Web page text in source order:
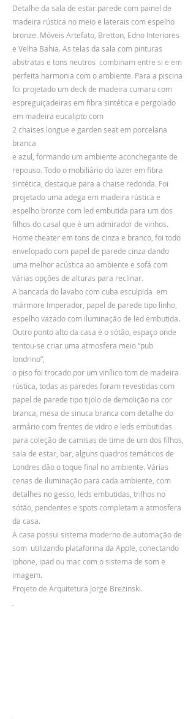
Detalhe da sala de estar parede com painel de
madeira rústica no meio e laterais com espelho
bronze. Móveis Artefato, Bretton, Edno Interiores
e Velha Bahia. As telas da sala com pinturas
abstratas e tons neutros combinam entre si e em
perfeita harmonia com o ambiente. Para a piscina
foi projetado um deck de madeira cumaru com
espreguiçadeiras em fibra sintética e pergolado
em madeira eucalipto com
2 chaises longue e garden seat em porcelana
branca
e azul, formando um ambiente aconchegante de
repouso. Todo o mobiliário do lazer em fibra
sintética, destaque para a chaise redonda. Foi
projetado uma adega em madeira rústica e
espelho bronze com led embutida para um dos
filhos do casal que é um admirador de vinhos.
Home theater em tons de cinza e branco, foi todo
envelopado com papel de parede cinza dando
uma melhor acústica ao ambiente e sofá com
várias opções de alturas para reclinar.
A bancada do lavabo com cuba esculpida em
mármore Imperador, papel de parede tipo linho,
espelho vazado com iluminação de led embutida.
Outro ponto alto da casa é o sótão, espaço onde
tentou-se criar uma atmosfera meio “pub
londrino”,
o piso foi trocado por um vinílico tom de madeira
rústica, todas as paredes foram revestidas com
papel de parede tipo tijolo de demolição na cor
branca, mesa de sinuca branca com detalhe do
armário com frentes de vidro e leds embutidas
para coleção de camisas de time de um dos filhos,
sala de estar, bar, alguns quadros temáticos de
Londres dão o toque final no ambiente. Várias
cenas de iluminação para cada ambiente, com
detalhes no gesso, leds embutidas, trilhos no
sótão, pendentes e spots completam a atmosfera
da casa.
A casa possui sistema moderno de automação de
som utilizando plataforma da Apple, conectando
iphone, ipad ou mac com o sistema de som e
imagem.
Projeto de Arquitetura Jorge Brezinski.